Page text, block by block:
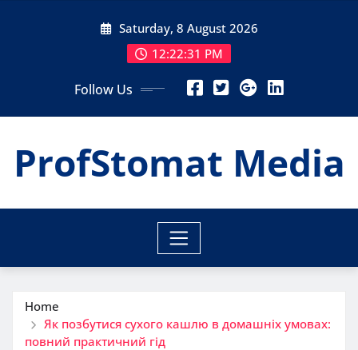
Saturday, 8 August 2026
12:22:32 PM
Follow Us
ProfStomat Media
Home
Як позбутися сухого кашлю в домашніх умовах:
повний практичний гід